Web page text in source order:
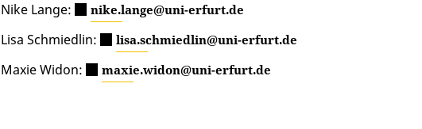
Nike Lange: nike.lange@uni-erfurt.de
Lisa Schmiedlin: lisa.schmiedlin@uni-erfurt.de
Maxie Widon: maxie.widon@uni-erfurt.de